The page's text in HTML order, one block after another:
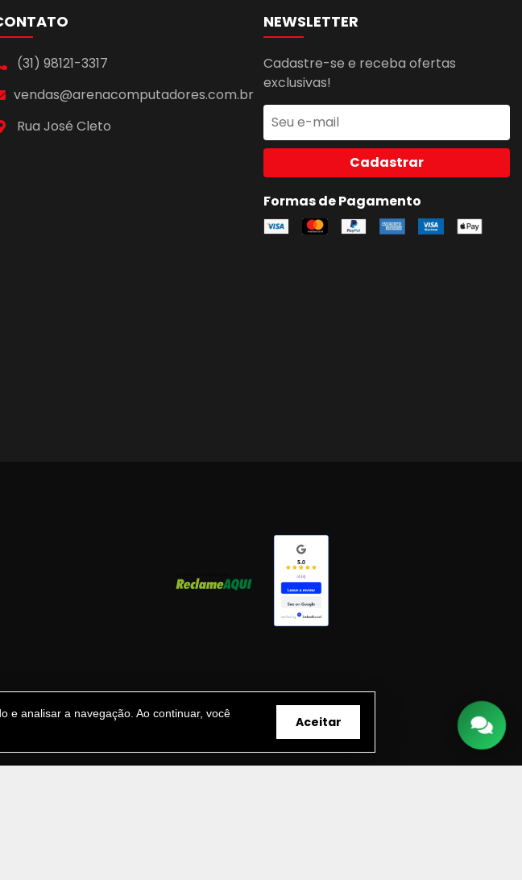
(31) 98121-3317
vendas@arenacomputadores.com.br
Rua José Cleto
NEWSLETTER
Cadastre-se e receba ofertas
exclusivas!
Cadastrar
Formas de Pagamento
e analisar a navegação. Ao continuar, você
Aceitar